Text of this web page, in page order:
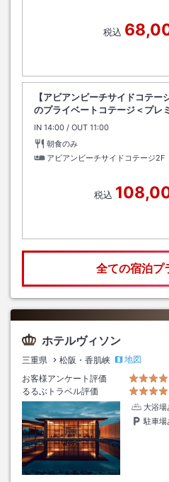
税込
【アビアンビーチサイドコテ
のプライベートコテージ＜プレ
IN チェックイン
14:00 / OUT チェックアウト
11:00
朝食のみ
アビアンビーチサイドコテージ2F
税込
全ての宿泊プ
ホテルヴィソン
三重県 松阪・香肌峡
地図
お客様アンケート評価
るるぶトラベル評価
大浴場
駐車場